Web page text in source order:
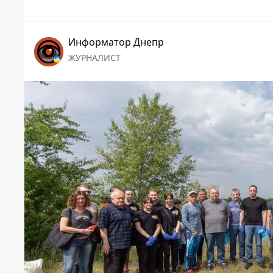
Информатор Днепр
ЖУРНАЛИСТ